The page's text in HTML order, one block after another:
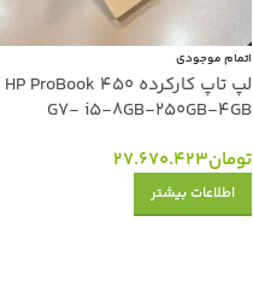
اتمام موجودی
لپ تاپ کارکرده HP ProBook 450
G7- i5-8GB-250GB-4GB
تومان27.670.423
اطلاعات بیشتر